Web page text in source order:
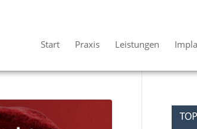
Start Praxis Leistungen